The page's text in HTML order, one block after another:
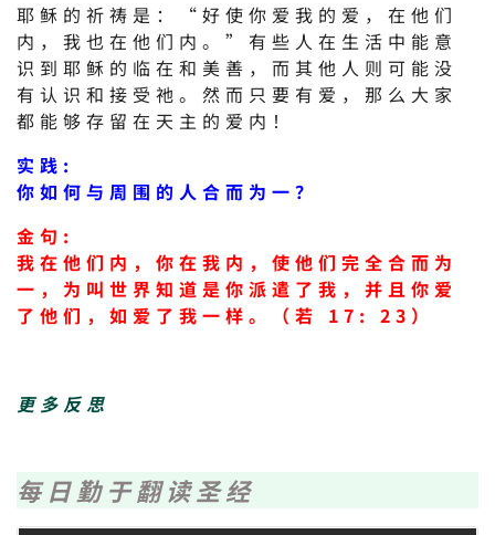
耶稣的祈祷是：“好使你爱我的爱，在他们
内，我也在他们内。”有些人在生活中能意
识到耶稣的临在和美善，而其他人则可能没
有认识和接受祂。然而只要有爱，那么大家
都能够存留在天主的爱内！
实践:
你如何与周围的人合而为一？
金句:
我在他们内，你在我内，使他们完全合而为
一，为叫世界知道是你派遣了我，并且你爱
了他们，如爱了我一样。（若 17: 23）
更多反思
每日勤于翻读圣经